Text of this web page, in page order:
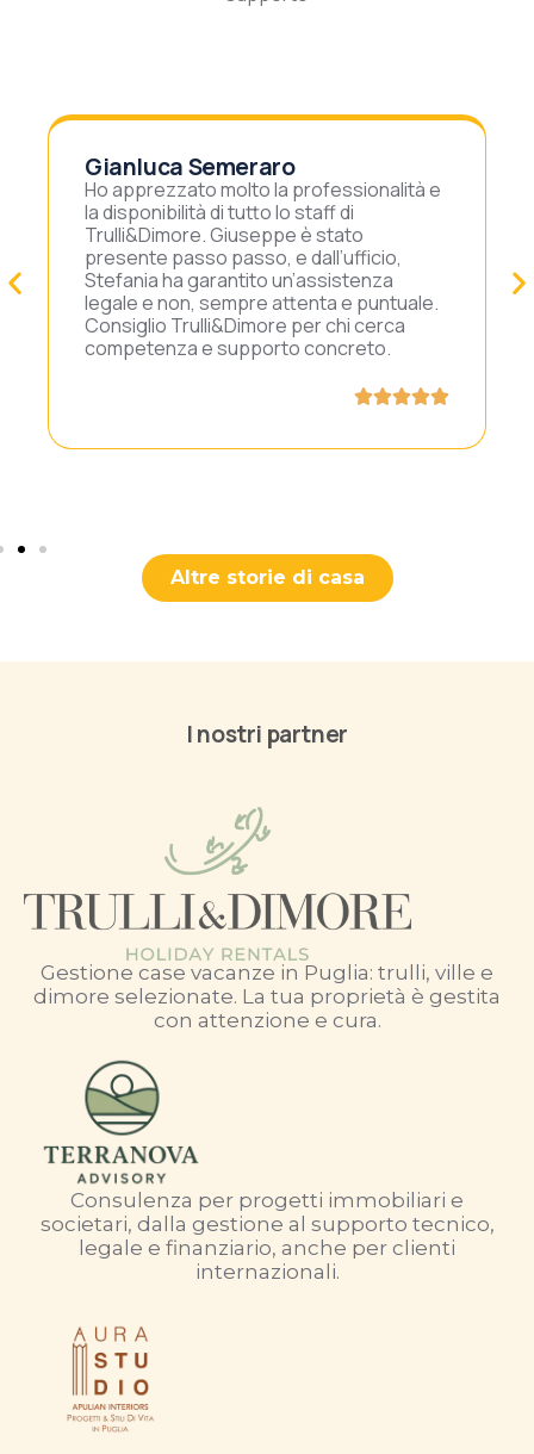
Gianluca Semeraro
Ho apprezzato molto la professionalità e
la disponibilità di tutto lo staff di
Trulli&Dimore. Giuseppe è stato
presente passo passo, e dall’ufficio,
Stefania ha garantito un’assistenza
legale e non, sempre attenta e puntuale.
Consiglio Trulli&Dimore per chi cerca
competenza e supporto concreto.
Altre storie di casa
I nostri partner
Gestione case vacanze in Puglia: trulli, ville e
dimore selezionate. La tua proprietà è gestita
con attenzione e cura.
Consulenza per progetti immobiliari e
societari, dalla gestione al supporto tecnico,
legale e finanziario, anche per clienti
internazionali.